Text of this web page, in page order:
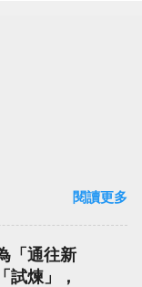
閱讀更多
「通往新
試煉」，